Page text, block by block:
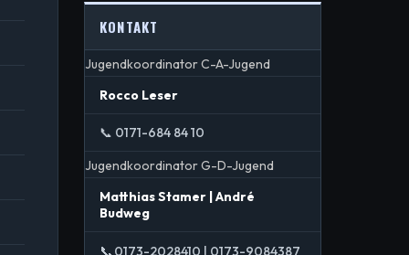
KONTAKT
Jugendkoordinator C-A-Jugend
Rocco Leser
📞 0171-684 84 10
Jugendkoordinator G-D-Jugend
Matthias Stamer | André
Budweg
📞0173-2028410 | 0173-9084387